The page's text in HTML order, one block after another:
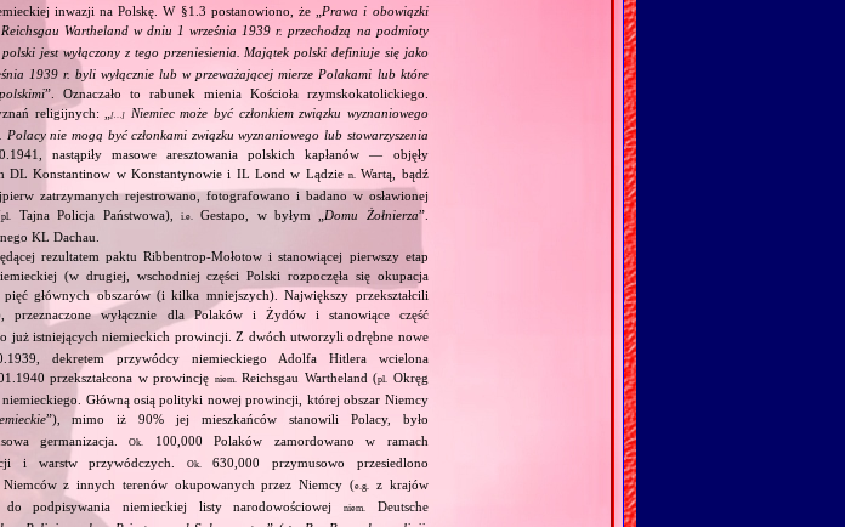
inwazji na Polskę. W §1.3 postanowiono, że „ Prawa i obowiązki
Reichsgau Wartheland w dniu 1 września 1939 r. przechodzą na podmioty
jest wyłączony z tego przeniesienia. Majątek polski definiuje się jako
1939 r. byli wyłącznie lub w przeważającej mierze Polakami lub które
”. Oznaczało to rabunek mienia Kościoła rzymskokatolickiego.
religijnych: „[…]
Niemiec może być członkiem związku wyznaniowego
nie mogą być członkami związku wyznaniowego lub stowarzyszenia
nastąpiły masowe aresztowania polskich kapłanów — objęły
DL Konstantinow w Konstantynowie i IL Lond w Lądzie n.
Wartą, bądź
zatrzymanych rejestrowano, fotografowano i badano w osławionej
pl. Tajna Policja Państwowa), i.e. Gestapo, w byłym „ Domu Żołnierza”.
KL Dachau.
rezultatem paktu Ribbentrop‐Mołotow i stanowiącej pierwszy etap
(w drugiej, wschodniej części Polski rozpoczęła się okupacja
głównych obszarów (i kilka mniejszych). Największy przekształcili
przeznaczone wyłącznie dla Polaków i Żydów i stanowiące część
już istniejących niemieckich prowincji. Z dwóch utworzyli odrębne nowe
dekretem przywódcy niemieckiego Adolfa Hitlera wcielona
przekształcona w prowincję niem. Reichsgau Wartheland (pl.
Okręg
Główną osią polityki nowej prowincji, której obszar Niemcy
”), mimo iż 90% jej mieszkańców stanowili Polacy, było
germanizacja.Ok. 100,000 Polaków zamordowano w ramach
i warstw przywódczych. Ok.
630,000 przymusowo przesiedlono
Niemców z innych terenów okupowanych przez Niemcy (e.g.
z krajów
podpisywania niemieckiej listy narodowościowej niem.
Deutsche